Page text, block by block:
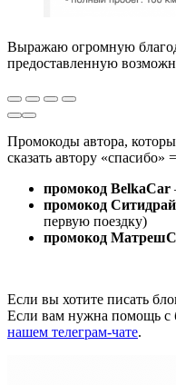
Выражаю огромную
предоставленную
Промокоды автора,
сказать автору «спасибо»
промокод BelkaCar
промокод
первую поездку)
промокод
Если вы хотите писать
Если вам нужна помощь с
нашем телеграм-чате.